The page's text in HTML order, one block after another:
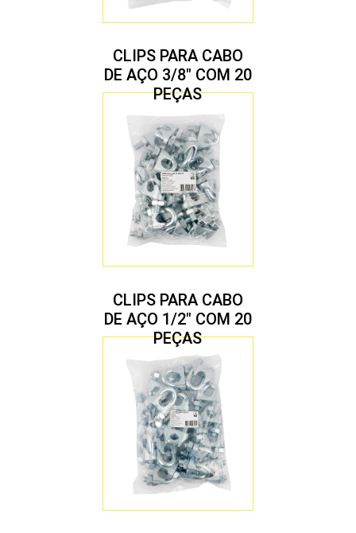
CLIPS PARA CABO
DE AÇO 3/8″ COM 20
PEÇAS
CLIPS PARA CABO
DE AÇO 1/2″ COM 20
PEÇAS